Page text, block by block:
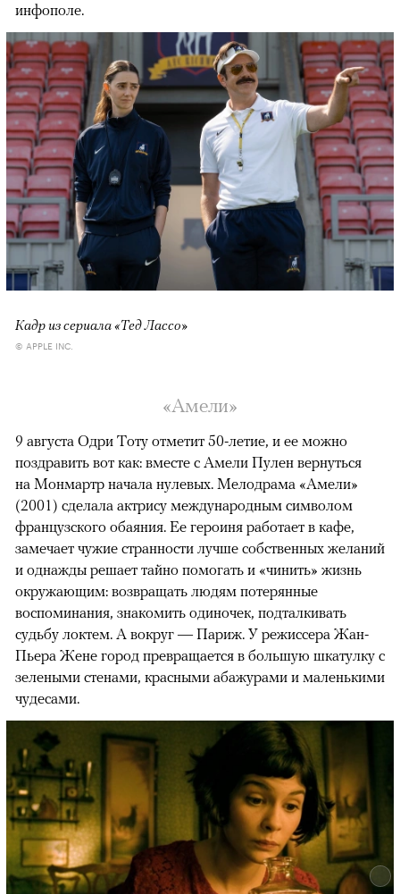
инфополе.
Кадр из сериала «Тед Лассо»
© APPLE INC.
«Амели»
9 августа Одри Тоту отметит 50-летие, и ее можно
поздравить вот как: вместе с Амели Пулен вернуться
на Монмартр начала нулевых. Мелодрама «Амели»
(2001) сделала актрису международным символом
французского обаяния. Ее героиня работает в кафе,
замечает чужие странности лучше собственных желаний
и однажды решает тайно помогать и «чинить» жизнь
окружающим: возвращать людям потерянные
воспоминания, знакомить одиночек, подталкивать
судьбу локтем. А вокруг — Париж. У режиссера Жан-
Пьера Жене город превращается в большую шкатулку с
зелеными стенами, красными абажурами и маленькими
чудесами.